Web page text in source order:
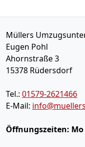
Müllers
Eugen Pohl
Ahornstraße 3
15378 Rüdersdorf
Tel.: 01579-2621466
E-Mail:
Öffnungszeiten: Mo